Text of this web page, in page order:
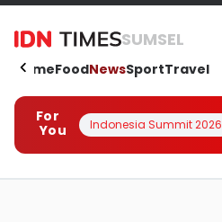
SUMSEL
HomeFoodNewsSportTravel
For
You
Indonesia Summit 2026